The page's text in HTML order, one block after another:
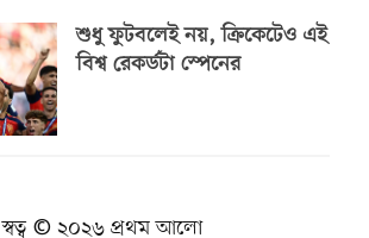
শুধু ফুটবলেই নয়, ক্রিকেটেও এই
বিশ্ব রেকর্ডটা স্পেনের
স্বত্ব © ২০২৬ প্রথম আলো